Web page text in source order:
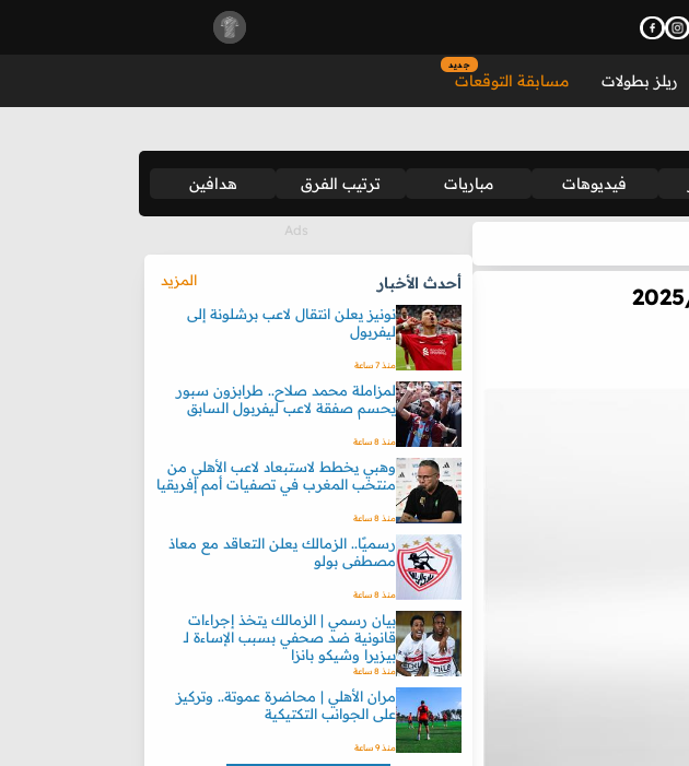
ريلز بطولات مسابقة التوقعات
جديد
فيديوهات مباريات ترتيب الفرق هدافين
أحدث الأخبار
المزيد
نونيز يعلن انتقال لاعب برشلونة إلى
ليفربول
منذ 7 ساعة
لمزاملة محمد صلاح.. طرابزون سبور
يحسم صفقة لاعب ليفربول السابق
منذ 8 ساعة
وهبي يخطط لاستبعاد لاعب الأهلي من
منتخب المغرب في تصفيات أمم إفريقيا
منذ 8 ساعة
رسميًا.. الزمالك يعلن التعاقد مع معاذ
مصطفى بولو
منذ 8 ساعة
بيان رسمي | الزمالك يتخذ إجراءات
قانونية ضد صحفي بسبب الإساءة لـ
بيزيرا وشيكو بانزا
منذ 8 ساعة
مران الأهلي | محاضرة عموتة.. وتركيز
على الجوانب التكتيكية
منذ 9 ساعة